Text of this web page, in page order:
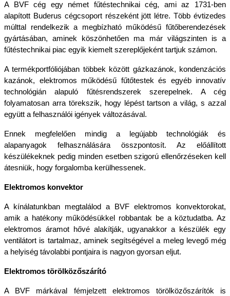
A BVF cég egy német fűtéstechnikai cég, ami az 1731-ben
alapított Buderus cégcsoport részeként jött létre. Több évtizedes
múlttal rendelkezik a megbízható működésű fűtőberendezések
gyártásában, aminek köszönhetően ma már világszinten is a
fűtéstechnikai piac egyik kiemelt szereplőjeként tartjuk számon.
A termékportfóliójában többek között gázkazánok, kondenzációs
kazánok, elektromos működésű fűtőtestek és egyéb innovatív
technológián alapuló fűtésrendszerek szerepelnek. A cég
folyamatosan arra törekszik, hogy lépést tartson a világ, s azzal
együtt a felhasználói igények változásával.
Ennek megfelelően mindig a legújabb technológiák és
alapanyagok felhasználására összpontosít. Az előállított
készülékeknek pedig minden esetben szigorú ellenőrzéseken kell
átesniük, hogy forgalomba kerülhessenek.
Elektromos konvektor
A kínálatunkban megtalálod a BVF elektromos konvektorokat,
amik a hatékony működésükkel robbantak be a köztudatba. Az
elektromos áramot hővé alakítják, ugyanakkor a készülék egy
ventilátort is tartalmaz, aminek segítségével a meleg levegő még
a helyiség távolabbi pontjaira is nagyon gyorsan eljut.
Elektromos törölközőszárító
A BVF márkával fémjelzett elektromos törölközőszárítók is